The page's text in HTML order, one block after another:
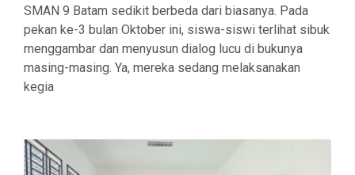
SMAN 9 Batam sedikit berbeda dari biasanya. Pada
pekan ke-3 bulan Oktober ini, siswa-siswi terlihat sibuk
menggambar dan menyusun dialog lucu di bukunya
masing-masing. Ya, mereka sedang melaksanakan
kegia